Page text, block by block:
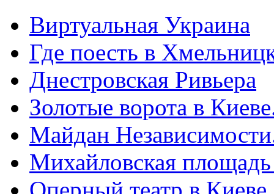
Виртуальная Украина
Где поесть в
Днестровская Ривьера
Золотые ворота в
Майдан
Михайловская